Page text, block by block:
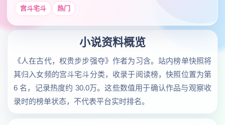
宫斗宅斗 热门
小说资料概览
《人在古代，权贵步步强夺》作者为习含。站内榜单快照将
其归入女频的宫斗宅斗分类，收录于阅读榜，快照位置为第
6 名，记录热度约 30.0万。这些数值用于确认作品与观察收
录时的榜单状态，不代表平台实时排名。